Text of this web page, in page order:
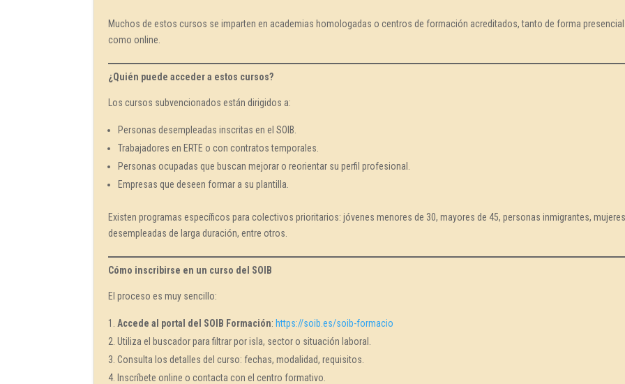
Muchos de estos cursos se imparten en academias homologadas o centros de formación acreditados, tanto de forma presencial
como online.
¿Quién puede acceder a estos cursos?
Los cursos subvencionados están dirigidos a:
Personas desempleadas inscritas en el SOIB.
Trabajadores en ERTE o con contratos temporales.
Personas ocupadas que buscan mejorar o reorientar su perfil profesional.
Empresas que deseen formar a su plantilla.
Existen programas específicos para colectivos prioritarios: jóvenes menores de 30, mayores de 45, personas inmigrantes,
desempleadas de larga duración, entre otros.
Cómo inscribirse en un curso del SOIB
El proceso es muy sencillo:
Accede al portal del SOIB Formación:https://soib.es/soib-formacio
Utiliza el buscador para filtrar por isla, sector o situación laboral.
Consulta los detalles del curso: fechas, modalidad, requisitos.
Inscríbete online o contacta con el centro formativo.